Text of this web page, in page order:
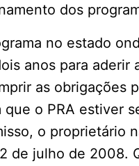
dos
no estado
anos para aderir
as obrigações
o PRA estiver
o proprietário
de julho de 2008.